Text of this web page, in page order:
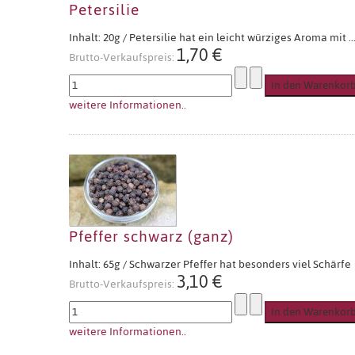
Petersilie
Inhalt: 20g / Petersilie hat ein leicht würziges Aroma mit ...
Brutto-Verkaufspreis:1,70 €
weitere Informationen..
Pfeffer schwarz (ganz)
Inhalt: 65g / Schwarzer Pfeffer hat besonders viel Schärfe
Brutto-Verkaufspreis:3,10 €
weitere Informationen..